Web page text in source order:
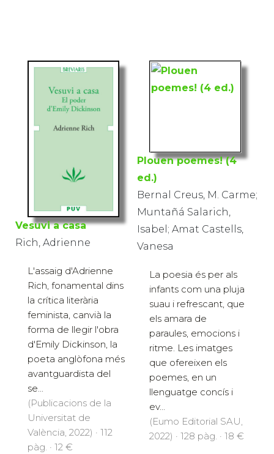
Vesuvi a casa
Rich, Adrienne
L'assaig d'Adrienne
Rich, fonamental dins
la crítica literària
feminista, canvià la
forma de llegir l'obra
d'Emily Dickinson, la
poeta anglòfona més
avantguardista del
se...
(Publicacions de la
Universitat de
València, 2022) · 112
pàg. · 12 €
Plouen poemes! (4
ed.)
Bernal Creus, M. Carme;
Muntañá Salarich,
Isabel; Amat Castells,
Vanesa
La poesia és per als
infants com una pluja
suau i refrescant, que
els amara de
paraules, emocions i
ritme. Les imatges
que ofereixen els
poemes, en un
llenguatge concís i
ev...
(Eumo Editorial SAU,
2022) · 128 pàg. · 18 €